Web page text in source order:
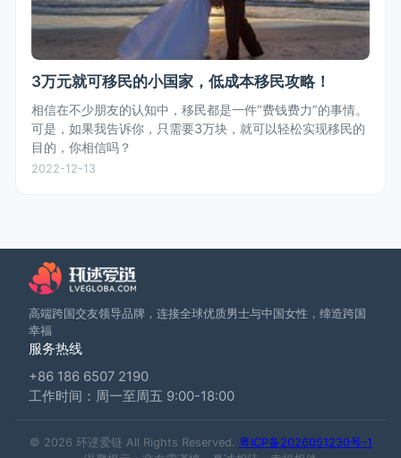
3万元就可移民的小国家，低成本移民攻略！
相信在不少朋友的认知中，移民都是一件“费钱费力”的事情。
可是，如果我告诉你，只需要3万块，就可以轻松实现移民的
目的，你相信吗？
2022-12-13
高端跨国交友领导品牌，连接全球优质男士与中国女性，缔造跨国
幸福
服务热线
+86 186 6507 2190
工作时间：周一至周五 9:00-18:00
© 2026 环逑爱链 All Rights Reserved. 粤ICP备2026051230号-1